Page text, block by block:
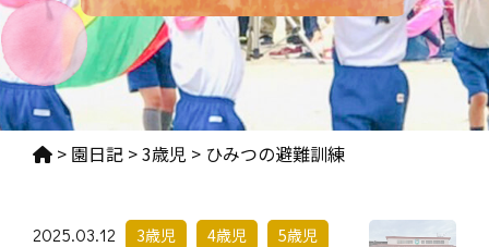
> 園日記 >3歳児 > ひみつの避難訓練
2025.03.12 3歳児 4歳児 5歳児